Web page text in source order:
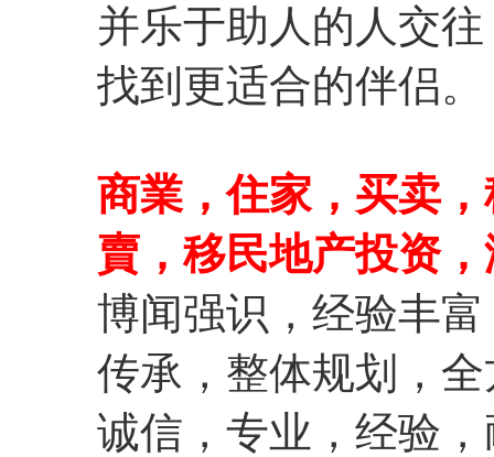
并乐于助人的人交
找到更适合的伴侣。
商業，住家，买卖
賣，移民地产投资
博闻强识，经验丰
传承，整体规划，
诚信，专业，经验